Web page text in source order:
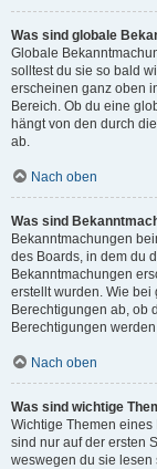
Was sind globale
Globale
solltest du sie so bald
erscheinen ganz oben
Bereich. Ob du eine
hängt von den durch
ab.
Nach oben
Was sind
Bekanntmachungen
des Boards, in dem du
Bekanntmachungen
erstellt wurden. Wie
Berechtigungen ab, ob
Berechtigungen
Nach oben
Was sind wichtige
Wichtige Themen
sind nur auf der ersten
weswegen du sie lesen